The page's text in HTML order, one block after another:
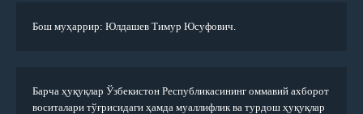
Бош муҳаррир: Юлдашев Тимур Юсуфович.
Барча ҳуқуқлар Ўзбекистон Республикасининг оммавий ахборот
воситалари тўғрисидаги ҳамда муаллифлик ва турдош ҳуқуқлар